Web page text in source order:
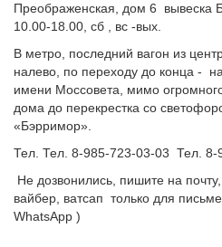
Преображенская, дом 6 вывеска
10.00-18.00, сб , вс -вых.
В метро, последний вагон из
налево, по переходу до конца -
имени Моссовета, мимо
дома до перекрестка со
«Бэрримор».
Тел. Тел. 8-985-723-03-03 Тел. ‎‎8-
Не дозвонились, пишите на
вайбер, ватсап только для
WhatsApp )